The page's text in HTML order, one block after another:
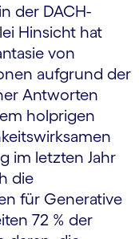
der DACH-
Hinsicht hat
von
aufgrund der
Antworten
holprigen
im letzten Jahr
die
für Generative
72 % der